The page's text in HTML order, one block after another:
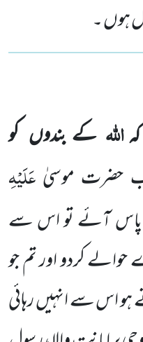
ہوں ۔
اللہ کے بندوں کو
حضرت موسیٰ عَلَیْہِ
آئے تو اس سے
حوالے کردو اور تم جو
ہو اس سے انہیں رہائی